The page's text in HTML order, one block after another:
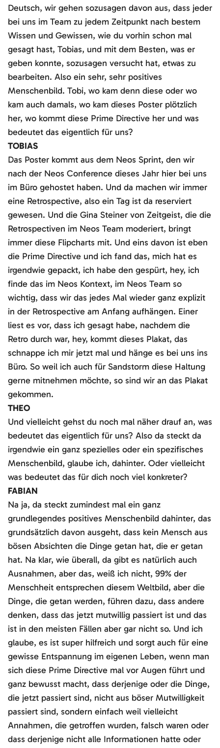
Deutsch, wir gehen sozusagen davon aus, dass jeder
bei uns im Team zu jedem Zeitpunkt nach bestem
Wissen und Gewissen, wie du vorhin schon mal
gesagt hast, Tobias, und mit dem Besten, was er
geben konnte, sozusagen versucht hat, etwas zu
bearbeiten. Also ein sehr, sehr positives
Menschenbild. Tobi, wo kam denn diese oder wo
kam auch damals, wo kam dieses Poster plötzlich
her, wo kommt diese Prime Directive her und was
bedeutet das eigentlich für uns?
TOBIAS
Das Poster kommt aus dem Neos Sprint, den wir
nach der Neos Conference dieses Jahr hier bei uns
im Büro gehostet haben. Und da machen wir immer
eine Retrospective, also ein Tag ist da reserviert
gewesen. Und die Gina Steiner von Zeitgeist, die die
Retrospectiven im Neos Team moderiert, bringt
immer diese Flipcharts mit. Und eins davon ist eben
die Prime Directive und ich fand das, mich hat es
irgendwie gepackt, ich habe den gespürt, hey, ich
finde das im Neos Kontext, im Neos Team so
wichtig, dass wir das jedes Mal wieder ganz explizit
in der Retrospective am Anfang aufhängen. Einer
liest es vor, dass ich gesagt habe, nachdem die
Retro durch war, hey, kommt dieses Plakat, das
schnappe ich mir jetzt mal und hänge es bei uns ins
Büro. So weil ich auch für Sandstorm diese Haltung
gerne mitnehmen möchte, so sind wir an das Plakat
gekommen.
THEO
Und vielleicht gehst du noch mal näher drauf an, was
bedeutet das eigentlich für uns? Also da steckt da
irgendwie ein ganz spezielles oder ein spezifisches
Menschenbild, glaube ich, dahinter. Oder vielleicht
was bedeutet das für dich noch viel konkreter?
FABIAN
Na ja, da steckt zumindest mal ein ganz
grundlegendes positives Menschenbild dahinter, das
grundsätzlich davon ausgeht, dass kein Mensch aus
bösen Absichten die Dinge getan hat, die er getan
hat. Na klar, wie überall, da gibt es natürlich auch
Ausnahmen, aber das, weiß ich nicht, 99% der
Menschheit entsprechen diesem Weltbild, aber die
Dinge, die getan werden, führen dazu, dass andere
denken, dass das jetzt mutwillig passiert ist und das
ist in den meisten Fällen aber gar nicht so. Und ich
glaube, es ist super hilfreich und sorgt auch für eine
gewisse Entspannung im eigenen Leben, wenn man
sich diese Prime Directive mal vor Augen führt und
ganz bewusst macht, dass derjenige oder die Dinge,
die jetzt passiert sind, nicht aus böser Mutwilligkeit
passiert sind, sondern einfach weil vielleicht
Annahmen, die getroffen wurden, falsch waren oder
dass derjenige nicht alle Informationen hatte oder